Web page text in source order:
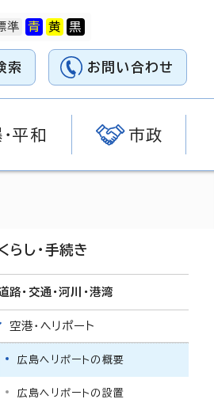
索 お問い合わせ
平和 市政
らし・手続き
路・交通・河川・港湾
空港・ヘリポート
広島ヘリポートの概要
広島ヘリポートの設置